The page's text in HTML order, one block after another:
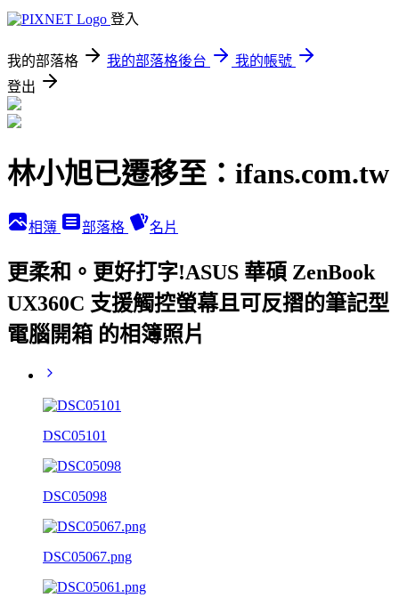
登入
我的部落格 我的部落格後台
我的帳號
登出
林小旭已遷移至：ifans.com.tw
相簿 部落格 名片
更柔和。更好打字!ASUS 華碩 ZenBook
UX360C 支援觸控螢幕且可反摺的筆記型
電腦開箱 的相簿照片
DSC05101
DSC05098
DSC05067.png